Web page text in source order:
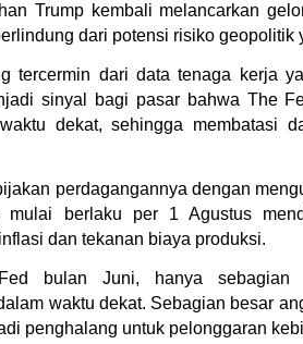
Trump kembali melancarkan
dari potensi risiko geopolitik
tercermin dari data tenaga kerja
sinyal bagi pasar bahwa The
dekat, sehingga membatasi
perdagangannya dengan
berlaku per 1 Agustus
dan tekanan biaya produksi.
bulan Juni, hanya sebagian
waktu dekat. Sebagian besar
penghalang untuk pelonggaran